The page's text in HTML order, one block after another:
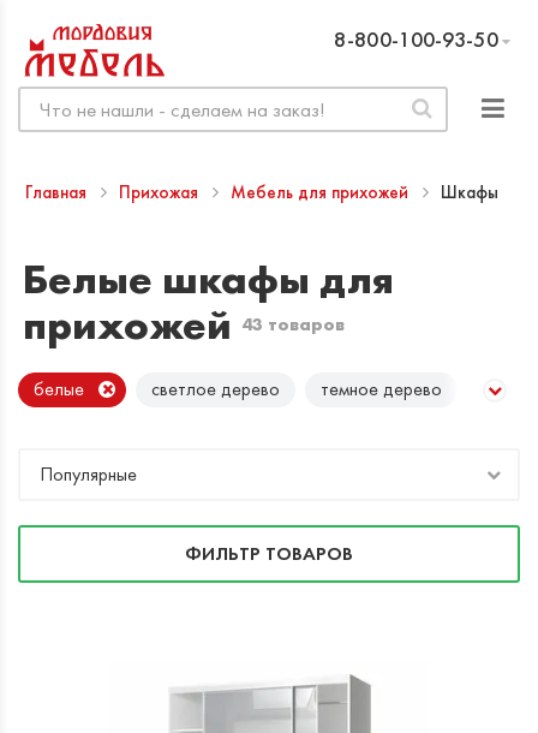
8-800-100-93-50
Главная Прихожая Мебель для прихожей Шкафы
Белые шкафы для
прихожей 43 товаров
белые светлое дерево темное дерево
Популярные
ФИЛЬТР ТОВАРОВ